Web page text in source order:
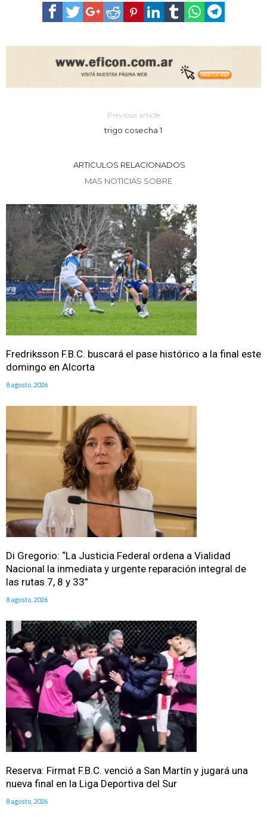
Previous article
trigo cosecha 1
ARTICULOS RELACIONADOS
MAS NOTICIAS SOBRE
Fredriksson F.B.C. buscará el pase histórico a la final este
domingo en Alcorta
8 agosto, 2026
Di Gregorio: “La Justicia Federal ordena a Vialidad
Nacional la inmediata y urgente reparación integral de
las rutas 7, 8 y 33”
8 agosto, 2026
Reserva: Firmat F.B.C. venció a San Martín y jugará una
nueva final en la Liga Deportiva del Sur
8 agosto, 2026